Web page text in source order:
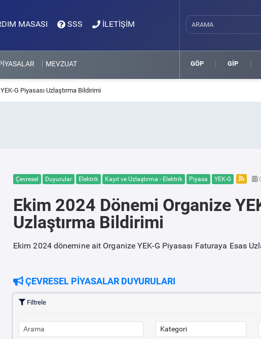
MASASI SSS İLETİŞİM
MEVZUAT GÖP GİP
G Piyasası Uzlaştırma Bildirimi
Çevresel Duyurular Elektrik Kayıt ve Uzlaştırma - Elektrik Piyasa YEK-G
Ekim 2024 Dönemi Organize
Uzlaştırma Bildirimi
Ekim 2024 dönemine ait Organize YEK-G Piyasası Faturaya Esas
ÇEVRESEL PİYASALAR DUYURULARI
Filtrele